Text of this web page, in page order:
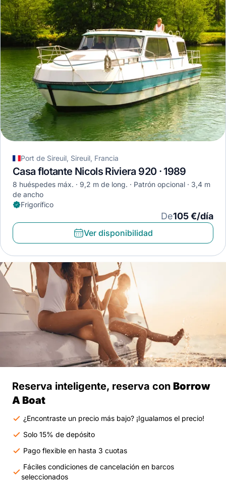
Port de Sireuil, Sireuil, Francia
Casa flotante Nicols Riviera 920 · 1989
8 huéspedes máx. 9,2 m de long. Patrón opcional
3,4 m
de ancho
Frigorífico
De105 €/día
Ver disponibilidad
Reserva inteligente, reserva con Borrow
A Boat
¿Encontraste un precio más bajo? ¡Igualamos el precio!
Solo 15% de depósito
Pago flexible en hasta 3 cuotas
Fáciles condiciones de cancelación en barcos
seleccionados